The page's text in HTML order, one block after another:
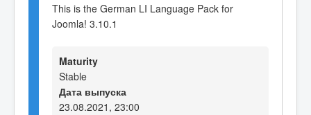
This is the German LI Language Pack for
Joomla! 3.10.1
Maturity
Stable
Дата выпуска
23.08.2021, 23:00